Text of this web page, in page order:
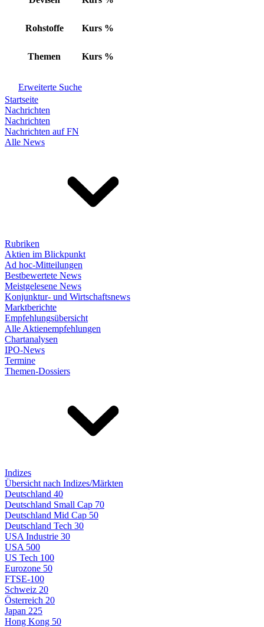
Rohstoffe Kurs %
Themen Kurs %
Erweiterte Suche
Startseite
Nachrichten
Nachrichten
Nachrichten auf FN
Alle News
Rubriken
Aktien im Blickpunkt
Ad hoc-Mitteilungen
Bestbewertete News
Meistgelesene News
Konjunktur- und Wirtschaftsnews
Marktberichte
Empfehlungsübersicht
Alle Aktienempfehlungen
Chartanalysen
IPO-News
Termine
Themen-Dossiers
Indizes
Übersicht nach Indizes/Märkten
Deutschland 40
Deutschland Small Cap 70
Deutschland Mid Cap 50
Deutschland Tech 30
USA Industrie 30
USA 500
US Tech 100
Eurozone 50
FTSE-100
Schweiz 20
Österreich 20
Japan 225
Hong Kong 50